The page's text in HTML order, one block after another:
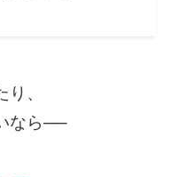
、
なら──